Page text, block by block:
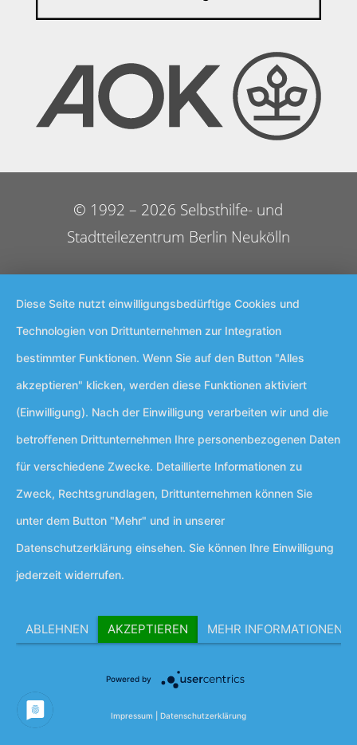
© 1992 – 2026 Selbsthilfe- und
Stadtteilezentrum Berlin Neukölln
Diese Seite nutzt einwilligungsbedürftige Cookies und
Technologien von Drittunternehmen zur Integration
bestimmter Funktionen. Wenn Sie auf den Button "Alles
akzeptieren" klicken, werden diese Funktionen aktiviert
(Einwilligung). Nach der Einwilligung verarbeiten wir und die
betroffenen Drittunternehmen Ihre personenbezogenen Daten
für verschiedene Zwecke. Detaillierte Informationen zu
Zweck, Rechtsgrundlagen, Drittunternehmen können Sie
unter dem Button "Mehr" und in unserer
Datenschutzerklärung einsehen. Sie können Ihre Einwilligung
jederzeit widerrufen.
ABLEHNEN AKZEPTIEREN MEHR INFORMATIONEN
Powered by
Impressum Datenschutzerklärung